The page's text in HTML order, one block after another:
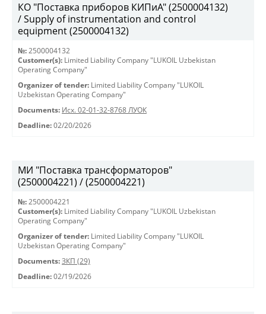
КО "Поставка приборов КИПиА" (2500004132)
/ Supply of instrumentation and control
equipment (2500004132)
№: 2500004132
Customer(s): Limited Liability Company "LUKOIL Uzbekistan
Operating Company"
Organizer of tender: Limited Liability Company "LUKOIL
Uzbekistan Operating Company"
Documents: Исх. 02-01-32-8768 ЛУОК
Deadline: 02/20/2026
МИ "Поставка трансформаторов"
(2500004221) / (2500004221)
№: 2500004221
Customer(s): Limited Liability Company "LUKOIL Uzbekistan
Operating Company"
Organizer of tender: Limited Liability Company "LUKOIL
Uzbekistan Operating Company"
Documents: ЗКП (29)
Deadline: 02/19/2026